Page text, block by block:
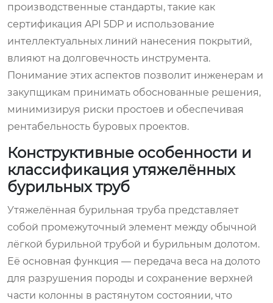
производственные стандарты, такие как
сертификация API 5DP и использование
интеллектуальных линий нанесения покрытий,
влияют на долговечность инструмента.
Понимание этих аспектов позволит инженерам и
закупщикам принимать обоснованные решения,
минимизируя риски простоев и обеспечивая
рентабельность буровых проектов.
Конструктивные особенности и
классификация утяжелённых
бурильных труб
Утяжелённая бурильная труба представляет
собой промежуточный элемент между обычной
лёгкой бурильной трубой и бурильным долотом.
Её основная функция — передача веса на долото
для разрушения породы и сохранение верхней
части колонны в растянутом состоянии, что